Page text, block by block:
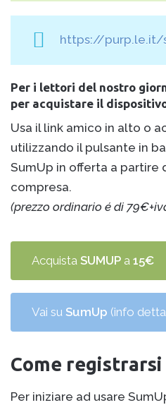
https://purp.le.it/
Per i lettori del nostro
per acquistare il
Usa il link amico in alto o
utilizzando il pulsante in
SumUp in offerta a partire
compresa.
(prezzo ordinario é di
Acquista SUMUP a 15€
Vai su SumUp (info
Come registrarsi
Per iniziare ad usare